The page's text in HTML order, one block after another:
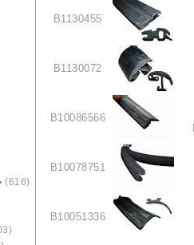
(616)
B1130455
B1130072
B10086566
B10078751
B10051336